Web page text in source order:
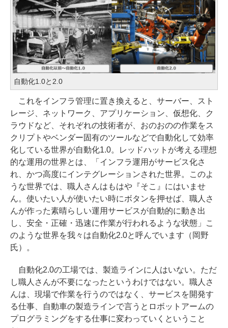
自動化1.0と2.0
これをインフラ管理に置き換えると、サーバー、スト
レージ、ネットワーク、アプリケーション、仮想化、ク
ラウドなど、それぞれの技術者が、おのおのの作業をス
クリプトやベンダー固有のツールなどで自動化して効率
化している世界が自動化1.0。レッドハットが考える理想
的な運用の世界とは、「インフラ運用がサービス化さ
れ、かつ高度にインテグレーションされた世界。このよ
うな世界では、職人さんはもはや『そこ』にはいませ
ん。使いたい人が使いたい時にボタンを押せば、職人さ
んが作った素晴らしい運用サービスが自動的に動き出
し、安全・正確・迅速に作業が行われるような状態」こ
のような世界を我々は自動化2.0と呼んでいます（岡野
氏）。
自動化2.0の工場では、製造ラインに人はいない。ただ
し職人さんが不要になったというわけではない。職人さ
んは、現場で作業を行うのではなく、サービスを開発す
る仕事、自動車の製造ラインで言うとロボットアームの
プログラミングをする仕事に変わっていくということ